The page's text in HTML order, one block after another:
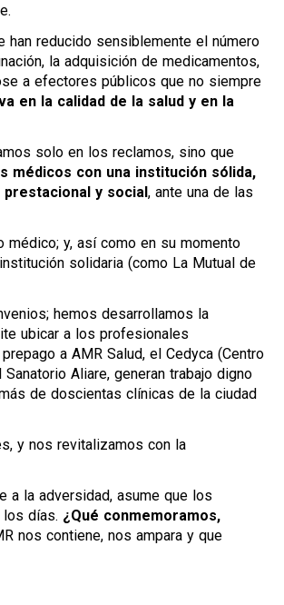
han reducido sensiblemente el número
la adquisición de medicamentos,
a efectores públicos que no siempre
en la calidad de la salud y en la
solo en los reclamos, sino que
médicos con una institución sólida,
prestacional y social, ante una de las
médico; y, así como en su momento
solidaria (como La Mutual de
hemos desarrollamos la
ubicar a los profesionales
a AMR Salud, el Cedyca (Centro
Aliare, generan trabajo digno
de doscientas clínicas de la ciudad
y nos revitalizamos con la
a la adversidad, asume que los
días. ¿Qué conmemoramos,
nos contiene, nos ampara y que